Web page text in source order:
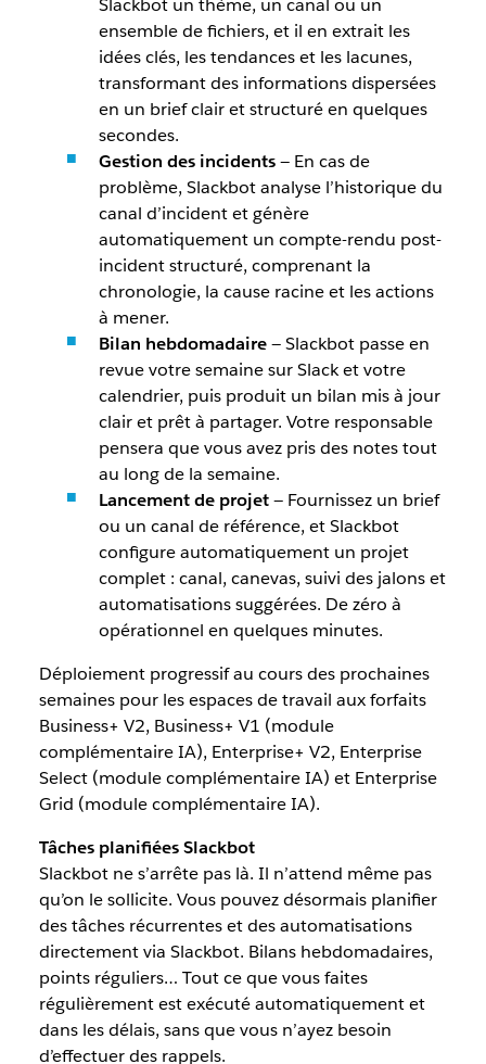
Slackbot un thème, un canal ou un
ensemble de fichiers, et il en extrait les
idées clés, les tendances et les lacunes,
transformant des informations dispersées
en un brief clair et structuré en quelques
secondes.
Gestion des incidents— En cas de
problème, Slackbot analyse l’historique du
canal d’incident et génère
automatiquement un compte-rendu post-
incident structuré, comprenant la
chronologie, la cause racine et les actions
à mener.
Bilan hebdomadaire— Slackbot passe en
revue votre semaine sur Slack et votre
calendrier, puis produit un bilan mis à jour
clair et prêt à partager. Votre responsable
pensera que vous avez pris des notes tout
au long de la semaine.
Lancement de projet— Fournissez un brief
ou un canal de référence, et Slackbot
configure automatiquement un projet
complet : canal, canevas, suivi des jalons et
automatisations suggérées. De zéro à
opérationnel en quelques minutes.
Déploiement progressif au cours des prochaines
semaines pour les espaces de travail aux forfaits
Business+ V2, Business+ V1 (module
complémentaire IA), Enterprise+ V2, Enterprise
Select (module complémentaire IA) et Enterprise
Grid (module complémentaire IA).
Tâches planifiées Slackbot
Slackbot ne s’arrête pas là. Il n’attend même pas
qu’on le sollicite. Vous pouvez désormais planifier
des tâches récurrentes et des automatisations
directement via Slackbot. Bilans hebdomadaires,
points réguliers… Tout ce que vous faites
régulièrement est exécuté automatiquement et
dans les délais, sans que vous n’ayez besoin
d’effectuer des rappels.